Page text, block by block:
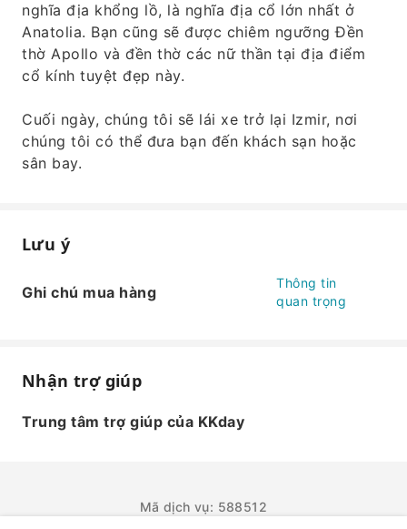
nghĩa địa khổng lồ, là nghĩa địa cổ lớn nhất ở
Anatolia. Bạn cũng sẽ được chiêm ngưỡng Đền
thờ Apollo và đền thờ các nữ thần tại địa điểm
cổ kính tuyệt đẹp này.
Cuối ngày, chúng tôi sẽ lái xe trở lại Izmir, nơi
chúng tôi có thể đưa bạn đến khách sạn hoặc
sân bay.
Lưu ý
Ghi chú mua hàng
Thông tin
quan trọng
Nhận trợ giúp
Trung tâm trợ giúp của KKday
Mã dịch vụ: 588512